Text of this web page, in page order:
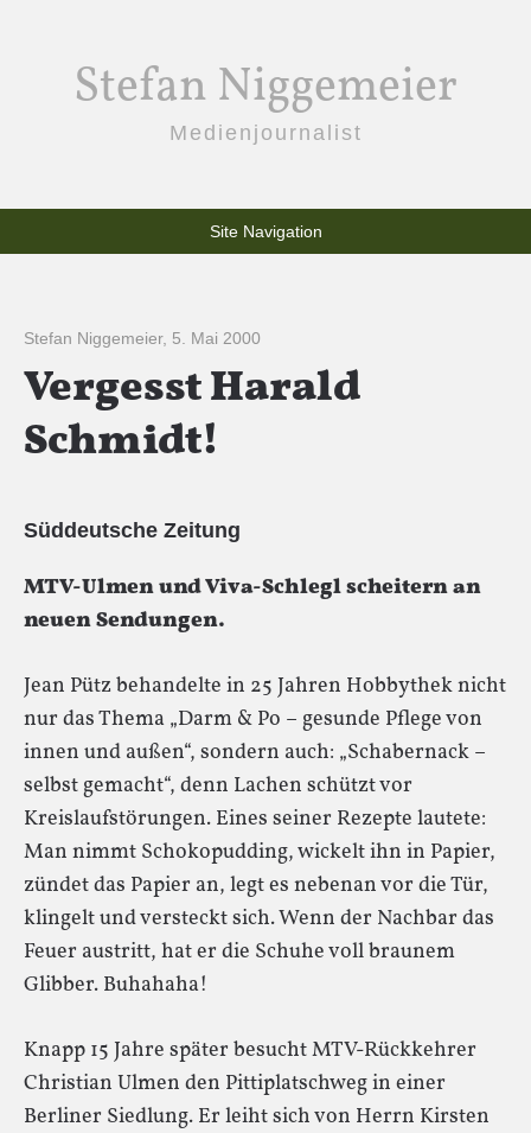
Stefan Niggemeier
Medienjournalist
Site Navigation
Stefan Niggemeier, 5. Mai 2000
Vergesst Harald
Schmidt!
Süddeutsche Zeitung
MTV-Ulmen und Viva-Schlegl scheitern an
neuen Sendungen.
Jean Pütz behandelte in 25 Jahren Hobbythek nicht
nur das Thema „Darm & Po – gesunde Pflege von
innen und außen“, sondern auch: „Schabernack –
selbst gemacht“, denn Lachen schützt vor
Kreislaufstörungen. Eines seiner Rezepte lautete:
Man nimmt Schokopudding, wickelt ihn in Papier,
zündet das Papier an, legt es nebenan vor die Tür,
klingelt und versteckt sich. Wenn der Nachbar das
Feuer austritt, hat er die Schuhe voll braunem
Glibber. Buhahaha!
Knapp 15 Jahre später besucht MTV-Rückkehrer
Christian Ulmen den Pittiplatschweg in einer
Berliner Siedlung. Er leiht sich von Herrn Kirsten